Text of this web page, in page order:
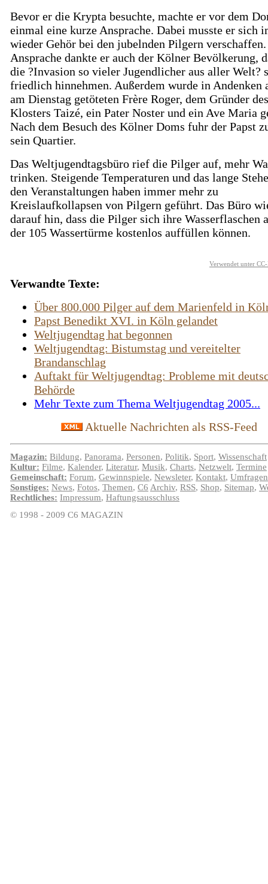
Bevor er die Krypta besuchte, machte er vor dem
einmal eine kurze Ansprache. Dabei musste er sich
wieder Gehör bei den jubelnden Pilgern
Ansprache dankte er auch der Kölner Bevölkerung,
die ?Invasion so vieler Jugendlicher aus aller Welt?
friedlich hinnehmen. Außerdem wurde in Andenken
am Dienstag getöteten Frère Roger, dem Gründer des
Klosters Taizé, ein Pater Noster und ein Ave Maria
Nach dem Besuch des Kölner Doms fuhr der Papst
sein Quartier.
Das Weltjugendtagsbüro rief die Pilger auf, mehr
trinken. Steigende Temperaturen und das lange
den Veranstaltungen haben immer mehr zu
Kreislaufkollapsen von Pilgern geführt. Das Büro
darauf hin, dass die Pilger sich ihre Wasserflaschen
der 105 Wassertürme kostenlos auffüllen können.
Verwendet unter
Verwandte Texte:
Über 800.000 Pilger auf dem Marienfeld in
Papst Benedikt XVI. in Köln gelandet
Weltjugendtag hat begonnen
Weltjugendtag: Bistumstag und vereitelter
Brandanschlag
Auftakt für Weltjugendtag: Probleme mit
Behörde
Mehr Texte zum Thema Weltjugendtag 2005...
Aktuelle Nachrichten als RSS-Feed
Magazin: Bildung, Panorama, Personen, Politik, Sport, Wissenschaft
Kultur: Filme, Kalender, Literatur, Musik, Charts, Netzwelt, Termine
Gemeinschaft: Forum, Gewinnspiele, Newsleter, Kontakt, Umfragen
Sonstiges: News, Fotos, Themen, C6 Archiv, RSS, Shop, Sitemap,
Rechtliches: Impressum, Haftungsausschluss
© 1998 - 2009 C6 MAGAZIN